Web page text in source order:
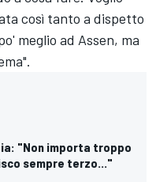
così tanto a dispetto
meglio ad Assen, ma
"Non importa troppo
sempre terzo..."